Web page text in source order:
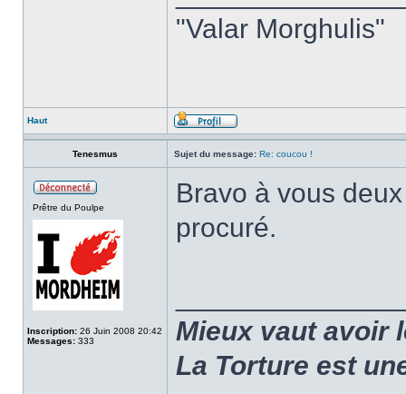
"Valar Morghulis"
Haut
Tenesmus Sujet du message: Re: coucou !
Prêtre du Poulpe
Inscription: 26 Juin 2008 20:42
Messages: 333
Bravo à vous
procuré.
Mieux vaut avoir
La Torture est